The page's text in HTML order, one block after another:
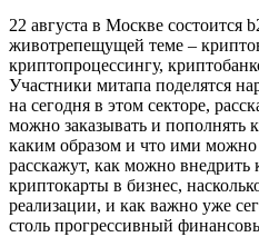
22 августа в Москве состоится
животрепещущей теме –
криптопроцессингу,
Участники митапа поделятся
на сегодня в этом секторе,
можно заказывать и пополнять
каким образом и что ими
расскажут, как можно внедрить
криптокарты в бизнес,
реализации, и как важно уже
столь прогрессивный